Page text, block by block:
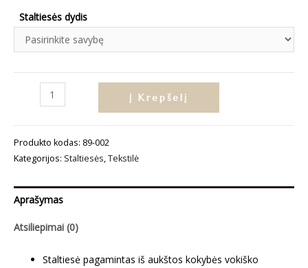
Staltiesės dydis
produkto
„Lapų
abstrakcija“
Į Krepšelį
Produkto kodas: 89-002
Kategorijos: Staltiesės,Tekstilė
Aprašymas
Atsiliepimai (0)
Staltiesė pagamintas iš aukštos kokybės vokiško